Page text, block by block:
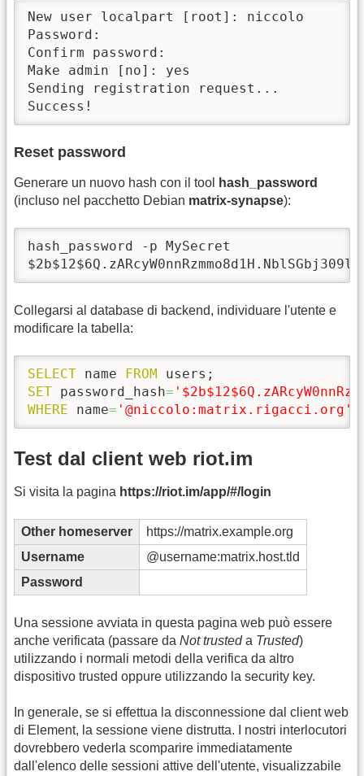
New user localpart [root]: niccolo
Password:
Confirm password:
Make admin [no]: yes
Sending registration request...
Success!
Reset password
Generare un nuovo hash con il tool
hash_password
(incluso nel pacchetto Debian matrix-synapse):
hash_password -p MySecret
Collegarsi al database di backend, individuare l'utente e
modificare la tabella:
SELECT name FROM
SET password_hash=
WHERE name= '@niccolo:matrix.rigacci.org'
Test dal client web riot.im
Si visita la pagina https://riot.im/app/#/login
Other homeserver
https://matrix.example.org
Username
@username:matrix.host.tld
Password
Una sessione avviata in questa pagina web può essere
anche verificata (passare da Not trusteda Trusted)
utilizzando i normali metodi della verifica da altro
dispositivo trusted oppure utilizzando la security key.
In generale, se si effettua la disconnessione dal client web
di Element, la sessione viene distrutta. I nostri interlocutori
dovrebbero vederla scomparire immediatamente
dall'elenco delle sessioni attive dell'utente, visualizzabile